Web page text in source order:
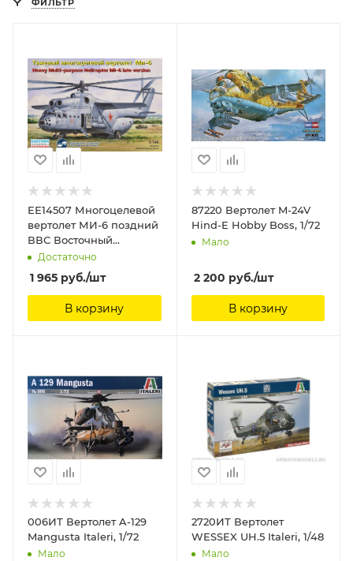
ФИЛЬТР
ЕЕ14507 Многоцелевой
вертолет МИ-6 поздний
ВВС Восточный
экспресс, 1/144
Достаточно
1 965 руб./шт
В корзину
87220 Вертолет M-24V
Hind-E Hobby Boss, 1/72
Мало
2 200 руб./шт
В корзину
006ИТ Вертолет A-129
Mangusta Italeri, 1/72
Мало
2720ИТ Вертолет
WESSEX UH.5 Italeri, 1/48
Мало